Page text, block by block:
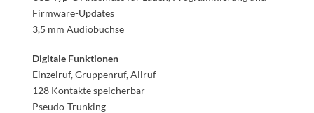
Firmware-Updates
3,5 mm Audiobuchse
Digitale Funktionen
Einzelruf, Gruppenruf, Allruf
128 Kontakte speicherbar
Pseudo-Trunking